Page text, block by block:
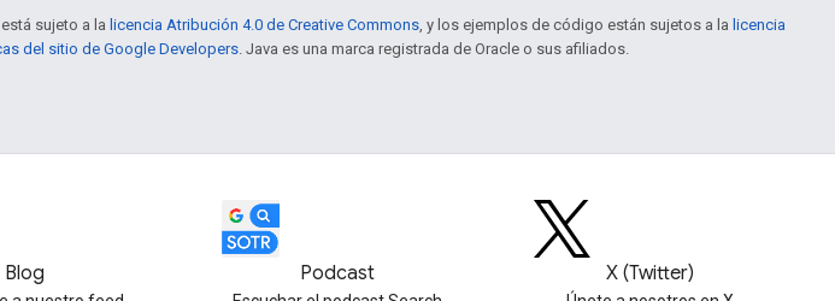
sujeto a la licencia Atribución 4.0 de Creative Commons , y los ejemplos de código están sujetos a la licencia
del sitio de Google Developers . Java es una marca registrada de Oracle o sus afiliados.
Blog Podcast X (Twitter)